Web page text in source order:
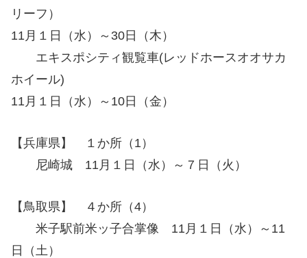
リーフ）
11月１日（水）～30日（木）
エキスポシティ観覧車(レッドホースオオサカ
ホイール)
11月１日（水）～10日（金）
【兵庫県】 １か所（1）
尼崎城 11月１日（水）～７日（火）
【鳥取県】 ４か所（4）
米子駅前米ッ子合掌像 11月１日（水）～11
日（土）